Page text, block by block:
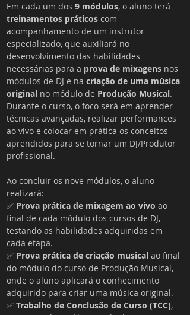
Em cada um dos 9 módulos, o aluno terá
treinamentos práticos com
acompanhamento de um instrutor
especializado, que auxiliará no
desenvolvimento das habilidades
necessárias para a prova de mixagens nos
módulos de DJ e na criação de uma música
original no módulo de Produção Musical.
Durante o curso, o foco será em aprender
técnicas avançadas, realizar performances
ao vivo e colocar em prática os conceitos
aprendidos para se tornar um DJ/Produtor
profissional.
Ao concluir os nove módulos, o aluno
realizará:
✅ Prova prática de mixagem ao vivo ao
final de cada módulo dos cursos de DJ,
testando as habilidades adquiridas em
cada etapa.
✅ Prova prática de criação musical ao final
do módulo do curso de Produção Musical,
onde o aluno aplicará o conhecimento
adquirido para criar uma música original.
✅ Trabalho de Conclusão de Curso (TCC),